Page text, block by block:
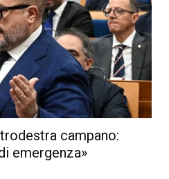
campano:
emergenza»